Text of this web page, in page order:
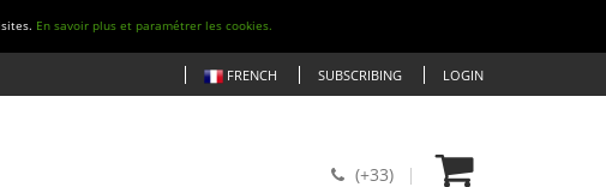
En savoir plus et paramétrer les cookies.
FRENCH SUBSCRIBING LOGIN
(+33)